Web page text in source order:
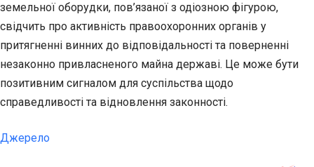
земельної оборудки, пов’язаної з одіозною фігурою,
свідчить про активність правоохоронних органів у
притягненні винних до відповідальності та поверненні
незаконно привласненого майна державі. Це може бути
позитивним сигналом для суспільства щодо
справедливості та відновлення законності.
Джерело